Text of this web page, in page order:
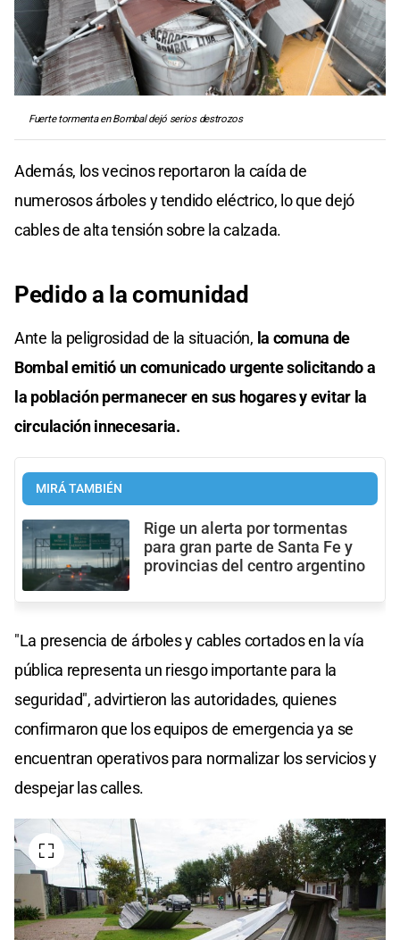
Fuerte tormenta en Bombal dejó serios destrozos
Además, los vecinos reportaron la caída de
numerosos árboles y tendido eléctrico, lo que dejó
cables de alta tensión sobre la calzada.
Pedido a la comunidad
Ante la peligrosidad de la situación, la comuna de
Bombal emitió un comunicado urgente solicitando a
la población permanecer en sus hogares y evitar la
circulación innecesaria.
MIRÁ TAMBIÉN
Rige un alerta por tormentas
para gran parte de Santa Fe y
provincias del centro argentino
"La presencia de árboles y cables cortados en la vía
pública representa un riesgo importante para la
seguridad", advirtieron las autoridades, quienes
confirmaron que los equipos de emergencia ya se
encuentran operativos para normalizar los servicios y
despejar las calles.